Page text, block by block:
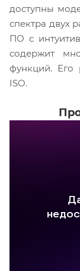
доступны
спектра двух
ПО с
содержит
функций. Его
ISO.